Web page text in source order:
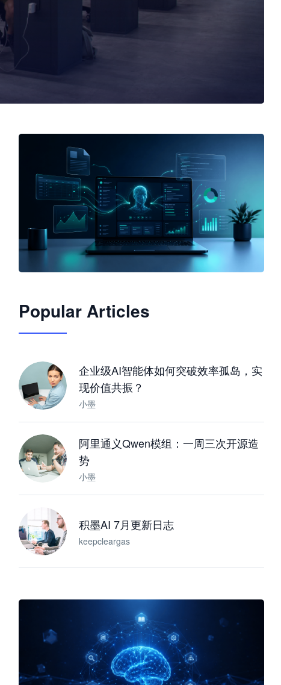
JimoClaw 桌面 AI Agent 工作台
Popular Articles
企业级AI智能体如何突破效率孤岛，实
现价值共振？
小墨
阿里通义Qwen模组：一周三次开源造
势
小墨
积墨AI 7月更新日志
keepcleargas